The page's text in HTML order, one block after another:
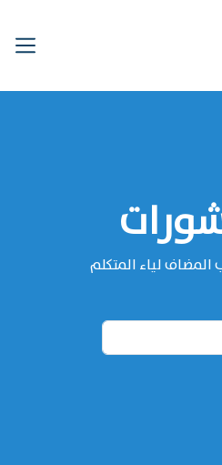
المضاف لياء المتكلم